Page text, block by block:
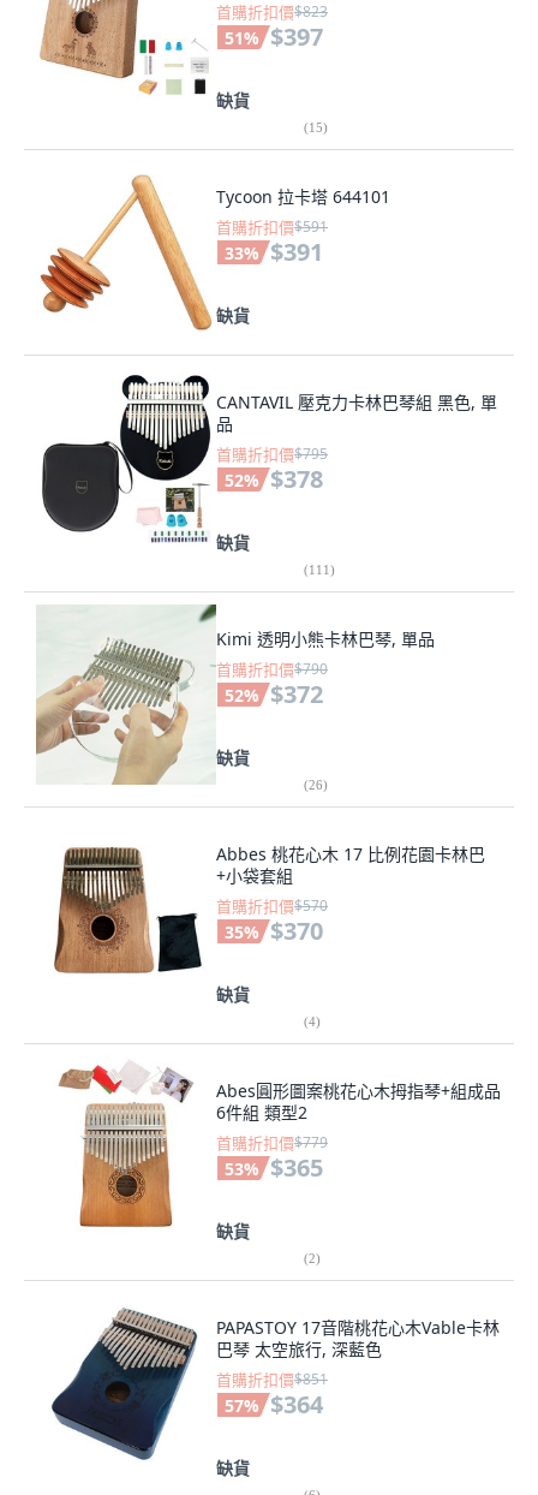
首購折扣價$823
51% $397
缺貨
(15)
Tycoon 拉卡塔 644101
首購折扣價$591
33% $391
缺貨
CANTAVIL 壓克力卡林巴琴組 黑色, 單
品
首購折扣價$795
52% $378
缺貨
(111)
Kimi 透明小熊卡林巴琴, 單品
首購折扣價$790
52% $372
缺貨
(26)
Abbes 桃花心木 17 比例花園卡林巴
+小袋套組
首購折扣價$570
35% $370
缺貨
(4)
Abes圓形圖案桃花心木拇指琴+組成品
6件組 類型2
首購折扣價$779
53% $365
缺貨
(2)
PAPASTOY 17音階桃花心木Vable卡林
巴琴 太空旅行, 深藍色
首購折扣價$851
57% $364
缺貨